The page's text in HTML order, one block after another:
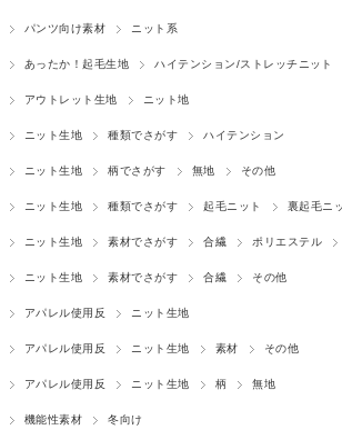
パンツ向け素材 ニット系
あったか！起毛生地 ハイテンション/ストレッチニット
アウトレット生地 ニット地
ニット生地 種類でさがす ハイテンション
ニット生地 柄でさがす 無地 その他
ニット生地 種類でさがす 起毛ニット 裏起毛ニ
ニット生地 素材でさがす 合繊 ポリエステル
ニット生地 素材でさがす 合繊 その他
アパレル使用反 ニット生地
アパレル使用反 ニット生地 素材 その他
アパレル使用反 ニット生地 柄 無地
機能性素材 冬向け